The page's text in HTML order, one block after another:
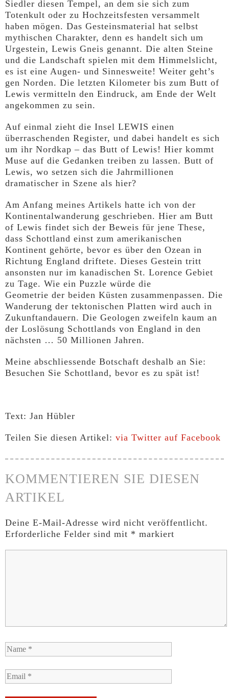
Siedler diesen Tempel, an dem sie sich zum
Totenkult oder zu Hochzeitsfesten versammelt
haben mögen. Das Gesteinsmaterial hat selbst
mythischen Charakter, denn es handelt sich um
Urgestein, Lewis Gneis genannt. Die alten Steine
und die Landschaft spielen mit dem Himmelslicht,
es ist eine Augen- und Sinnesweite! Weiter geht’s
gen Norden. Die letzten Kilometer bis zum Butt of
Lewis vermitteln den Eindruck, am Ende der Welt
angekommen zu sein.
Auf einmal zieht die Insel LEWIS einen
überraschenden Register, und dabei handelt es sich
um ihr Nordkap – das Butt of Lewis! Hier kommt
Muse auf die Gedanken treiben zu lassen. Butt of
Lewis, wo setzen sich die Jahrmillionen
dramatischer in Szene als hier?
Am Anfang meines Artikels hatte ich von der
Kontinentalwanderung geschrieben. Hier am Butt
of Lewis findet sich der Beweis für jene These,
dass Schottland einst zum amerikanischen
Kontinent gehörte, bevor es über den Ozean in
Richtung England driftete. Dieses Gestein tritt
ansonsten nur im kanadischen St. Lorence Gebiet
zu Tage. Wie ein Puzzle würde die
Geometrie der beiden Küsten zusammenpassen. Die
Wanderung der tektonischen Platten wird auch in
Zukunftandauern. Die Geologen zweifeln kaum an
der Loslösung Schottlands von England in den
nächsten … 50 Millionen Jahren.
Meine abschliessende Botschaft deshalb an Sie:
Besuchen Sie Schottland, bevor es zu spät ist!
Text: Jan Hübler
Teilen Sie diesen Artikel: via Twitter auf Facebook
KOMMENTIEREN SIE DIESEN
ARTIKEL
Deine E-Mail-Adresse wird nicht veröffentlicht.
Erforderliche Felder sind mit * markiert